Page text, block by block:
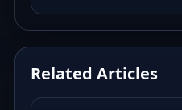
Related Articles